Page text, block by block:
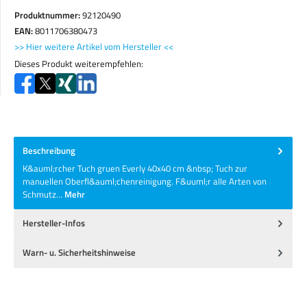
Produktnummer:92120490
EAN:8011706380473
>> Hier weitere Artikel vom Hersteller <<
Dieses Produkt weiterempfehlen:
Beschreibung
K&auml;rcher Tuch gruen Everly 40x40 cm &nbsp; Tuch zur
manuellen Oberfl&auml;chenreinigung. F&uuml;r alle Arten von
Schmutz… Mehr
Hersteller-Infos
Warn- u. Sicherheitshinweise